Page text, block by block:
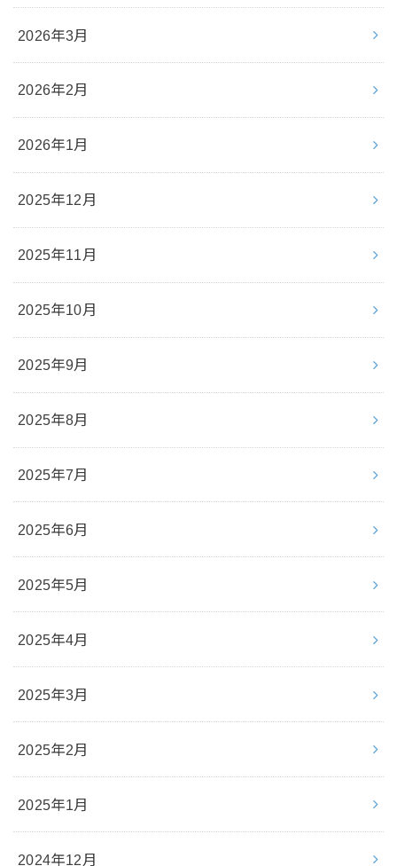
2026年3月
2026年2月
2026年1月
2025年12月
2025年11月
2025年10月
2025年9月
2025年8月
2025年7月
2025年6月
2025年5月
2025年4月
2025年3月
2025年2月
2025年1月
2024年12月